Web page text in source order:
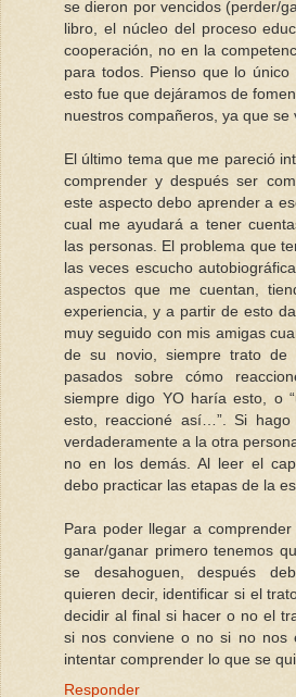
se dieron por vencidos (perder/
libro, el núcleo del proceso
cooperación, no en la
para todos. Pienso que lo
esto fue que dejáramos de
nuestros compañeros, ya que se
El último tema que me pareció
comprender y después ser
este aspecto debo aprender a
cual me ayudará a tener
las personas. El problema que
las veces escucho
aspectos que me cuentan,
experiencia, y a partir de esto
muy seguido con mis amigas
de su novio, siempre trato de
pasados sobre cómo
siempre digo YO haría esto, o
esto, reaccioné así…”. Si
verdaderamente a la otra
no en los demás. Al leer el
debo practicar las etapas de la
Para poder llegar a
ganar/ganar primero tenemos
se desahoguen, después
quieren decir, identificar si el
decidir al final si hacer o no el
si nos conviene o no si no nos
intentar comprender lo que se
Responder